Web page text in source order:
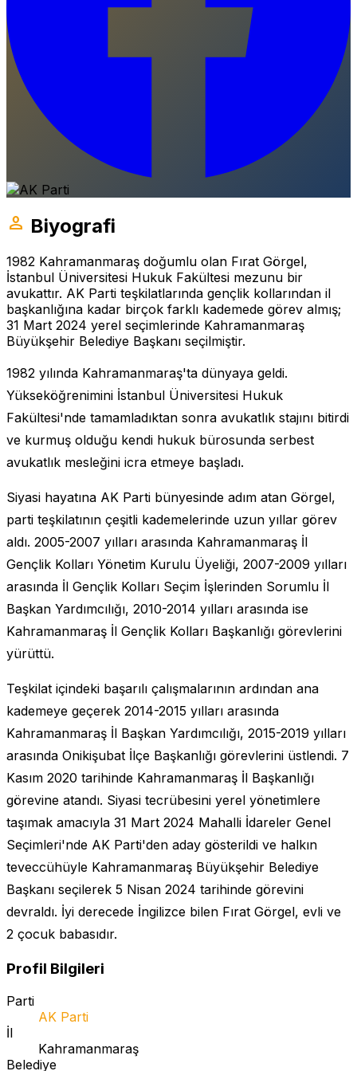
person Biyografi
1982 Kahramanmaraş doğumlu olan Fırat Görgel,
İstanbul Üniversitesi Hukuk Fakültesi mezunu bir
avukattır. AK Parti teşkilatlarında gençlik kollarından il
başkanlığına kadar birçok farklı kademede görev almış;
31 Mart 2024 yerel seçimlerinde Kahramanmaraş
Büyükşehir Belediye Başkanı seçilmiştir.
1982 yılında Kahramanmaraş'ta dünyaya geldi.
Yükseköğrenimini İstanbul Üniversitesi Hukuk
Fakültesi'nde tamamladıktan sonra avukatlık stajını bitirdi
ve kurmuş olduğu kendi hukuk bürosunda serbest
avukatlık mesleğini icra etmeye başladı.
Siyasi hayatına AK Parti bünyesinde adım atan Görgel,
parti teşkilatının çeşitli kademelerinde uzun yıllar görev
aldı. 2005-2007 yılları arasında Kahramanmaraş İl
Gençlik Kolları Yönetim Kurulu Üyeliği, 2007-2009 yılları
arasında İl Gençlik Kolları Seçim İşlerinden Sorumlu İl
Başkan Yardımcılığı, 2010-2014 yılları arasında ise
Kahramanmaraş İl Gençlik Kolları Başkanlığı görevlerini
yürüttü.
Teşkilat içindeki başarılı çalışmalarının ardından ana
kademeye geçerek 2014-2015 yılları arasında
Kahramanmaraş İl Başkan Yardımcılığı, 2015-2019 yılları
arasında Onikişubat İlçe Başkanlığı görevlerini üstlendi. 7
Kasım 2020 tarihinde Kahramanmaraş İl Başkanlığı
görevine atandı. Siyasi tecrübesini yerel yönetimlere
taşımak amacıyla 31 Mart 2024 Mahalli İdareler Genel
Seçimleri'nde AK Parti'den aday gösterildi ve halkın
teveccühüyle Kahramanmaraş Büyükşehir Belediye
Başkanı seçilerek 5 Nisan 2024 tarihinde görevini
devraldı. İyi derecede İngilizce bilen Fırat Görgel, evli ve
2 çocuk babasıdır.
Profil Bilgileri
Parti
AK Parti
İl
Kahramanmaraş
Belediye